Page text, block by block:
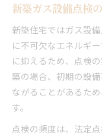
新築ガス設備点検
新築住宅ではガス設
に不可欠なエネルギ
に抑えるため、点検
築の場合、初期の設
ながることがあるた
す。
点検の頻度は、法定